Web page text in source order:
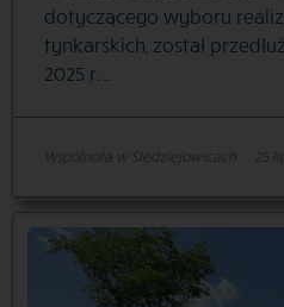
dotyczącego wyboru
tynkarskich, został
2025 r.…
Wspólnota w Śledziejowicach 25